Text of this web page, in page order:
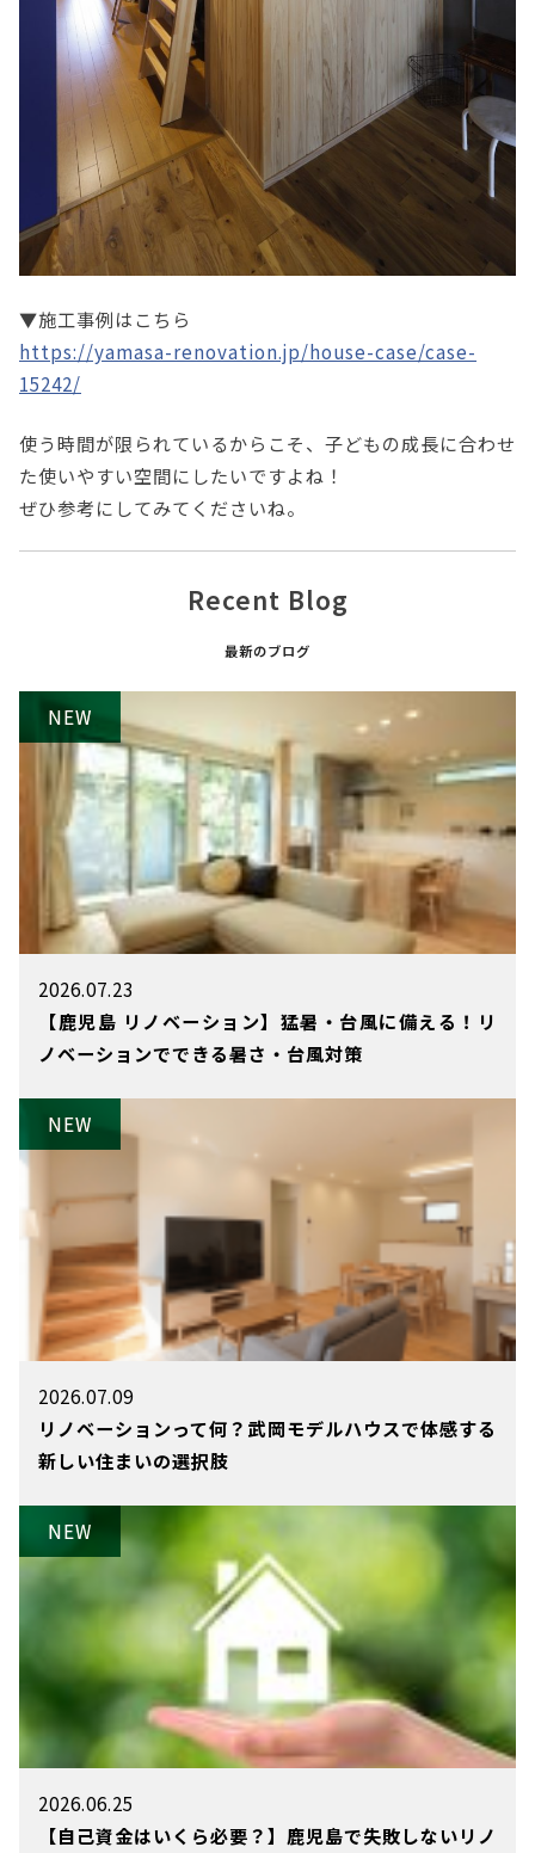
▼施工事例はこちら
https://yamasa-renovation.jp/house-case/case-
15242/
使う時間が限られているからこそ、子どもの成長に合わせ
た使いやすい空間にしたいですよね！
ぜひ参考にしてみてくださいね。
Recent Blog
最新のブログ
2026.07.23
【鹿児島 リノベーション】猛暑・台風に備える！リ
ノベーションでできる暑さ・台風対策
2026.07.09
リノベーションって何？武岡モデルハウスで体感する
新しい住まいの選択肢
2026.06.25
【自己資金はいくら必要？】鹿児島で失敗しないリノ